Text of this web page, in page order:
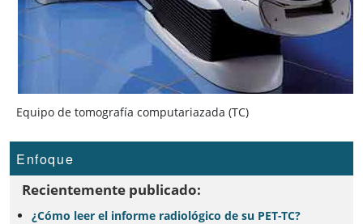
Equipo de tomografía computariazada (TC)
Enfoque
Recientemente publicado:
¿Cómo leer el informe radiológico de su PET-TC?